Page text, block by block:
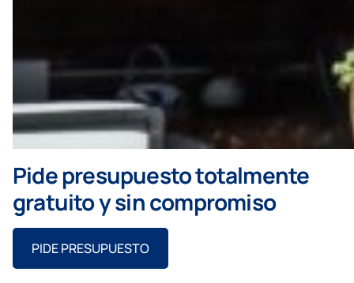
Pide presupuesto totalmente
gratuito y sin compromiso
PIDE PRESUPUESTO